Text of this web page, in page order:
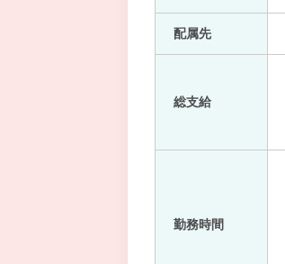
配属先
総支給
勤務時間